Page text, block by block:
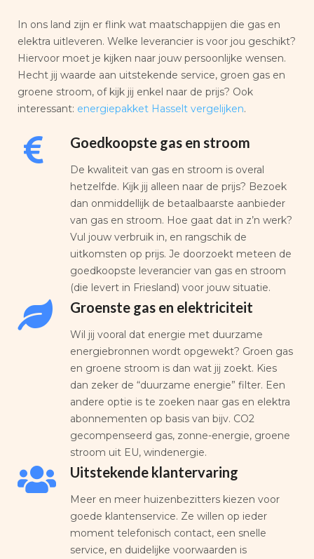
In ons land zijn er flink wat maatschappijen die gas en
elektra uitleveren. Welke leverancier is voor jou geschikt?
Hiervoor moet je kijken naar jouw persoonlijke wensen.
Hecht jij waarde aan uitstekende service, groen gas en
groene stroom, of kijk jij enkel naar de prijs? Ook
interessant: energiepakket Hasselt vergelijken.
Goedkoopste gas en stroom
De kwaliteit van gas en stroom is overal
hetzelfde. Kijk jij alleen naar de prijs? Bezoek
dan onmiddellijk de betaalbaarste aanbieder
van gas en stroom. Hoe gaat dat in z’n werk?
Vul jouw verbruik in, en rangschik de
uitkomsten op prijs. Je doorzoekt meteen de
goedkoopste leverancier van gas en stroom
(die levert in Friesland) voor jouw situatie.
Groenste gas en elektriciteit
Wil jij vooral dat energie met duurzame
energiebronnen wordt opgewekt? Groen gas
en groene stroom is dan wat jij zoekt. Kies
dan zeker de “duurzame energie” filter. Een
andere optie is te zoeken naar gas en elektra
abonnementen op basis van bijv. CO2
gecompenseerd gas, zonne-energie, groene
stroom uit EU, windenergie.
Uitstekende klantervaring
Meer en meer huizenbezitters kiezen voor
goede klantenservice. Ze willen op ieder
moment telefonisch contact, een snelle
service, en duidelijke voorwaarden is